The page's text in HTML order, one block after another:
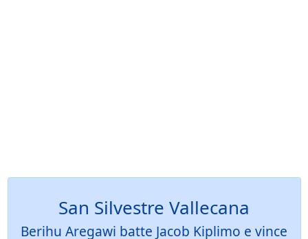
San Silvestre Vallecana
Berihu Aregawi batte Jacob Kiplimo e vince